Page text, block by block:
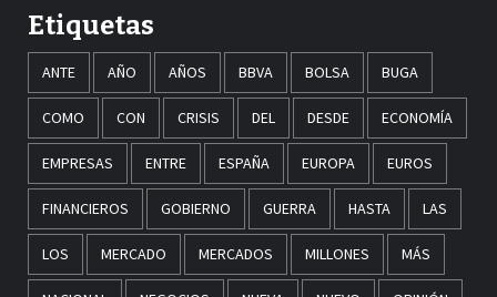
Etiquetas
ANTE AÑO AÑOS BBVA BOLSA BUGA
COMO CON CRISIS DEL DESDE ECONOMÍA
EMPRESAS ENTRE ESPAÑA EUROPA EUROS
FINANCIEROS GOBIERNO GUERRA HASTA LAS
LOS MERCADO MERCADOS MILLONES MÁS